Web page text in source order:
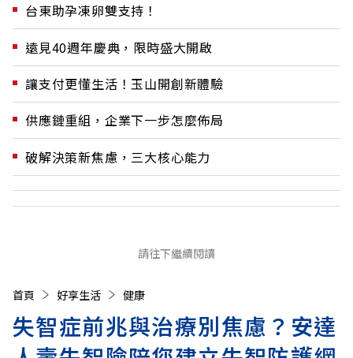
台東助孕凍卵雙支持！
遠見40週年慶典，限時盛大開啟
讓支付更懂生活！玉山開創新體驗
供應鏈重組，企業下一步怎麼佈局
破解決策新焦慮，三大核心能力
請往下繼續閱讀
首頁 好享生活 健康
失智症前兆與治療別焦慮？安達